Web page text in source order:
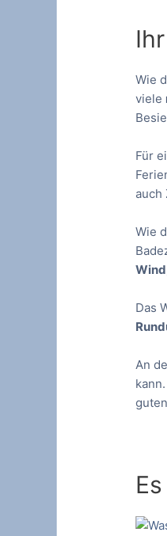
Wie
viele
Für
auch
Wie
Wind
Das
An
guten